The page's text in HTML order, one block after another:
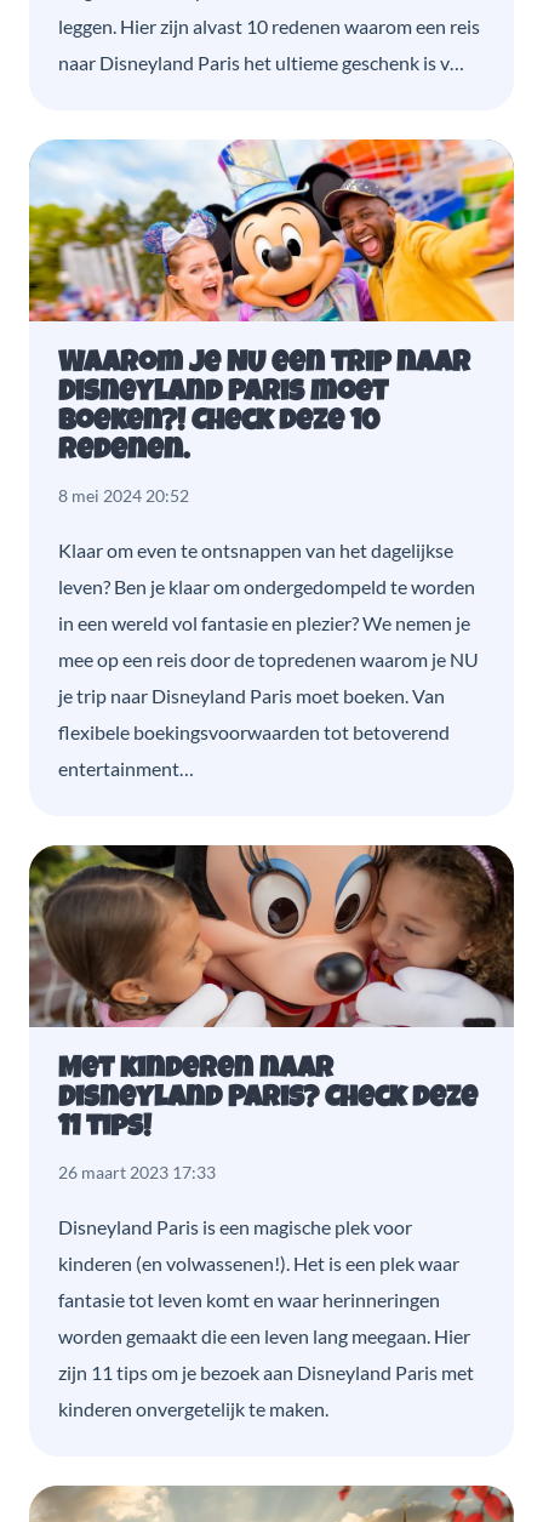
leggen. Hier zijn alvast 10 redenen waarom een reis
naar Disneyland Paris het ultieme geschenk is v…
Waarom je NU een trip naar
Disneyland Paris moet
boeken?! Check deze 10
redenen.
8 mei 2024 20:52
Klaar om even te ontsnappen van het dagelijkse
leven? Ben je klaar om ondergedompeld te worden
in een wereld vol fantasie en plezier? We nemen je
mee op een reis door de topredenen waarom je NU
je trip naar Disneyland Paris moet boeken. Van
flexibele boekingsvoorwaarden tot betoverend
entertainment…
Met kinderen naar
Disneyland Paris? Check deze
11 tips!
26 maart 2023 17:33
Disneyland Paris is een magische plek voor
kinderen (en volwassenen!). Het is een plek waar
fantasie tot leven komt en waar herinneringen
worden gemaakt die een leven lang meegaan. Hier
zijn 11 tips om je bezoek aan Disneyland Paris met
kinderen onvergetelijk te maken.